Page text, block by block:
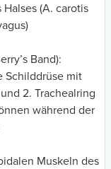
(A. carotis
Band):
Schilddrüse mit
2. Trachealring
während der
Muskeln des